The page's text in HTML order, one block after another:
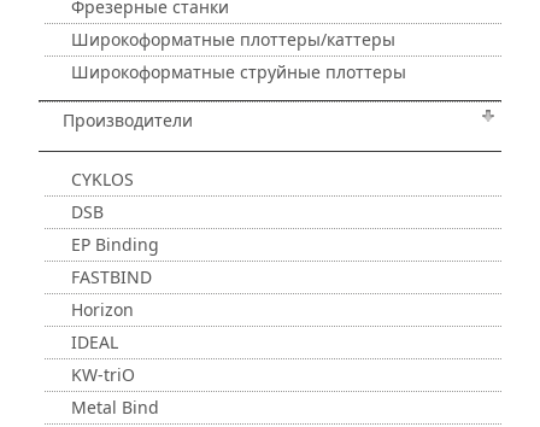
Фрезерные станки
Широкоформатные плоттеры/каттеры
Широкоформатные струйные плоттеры
Производители
CYKLOS
DSB
EP Binding
FASTBIND
Horizon
IDEAL
KW-triO
Metal Bind